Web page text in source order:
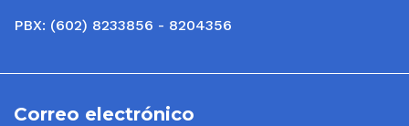
PBX: (602) 8233856 - 8204356
Correo electrónico